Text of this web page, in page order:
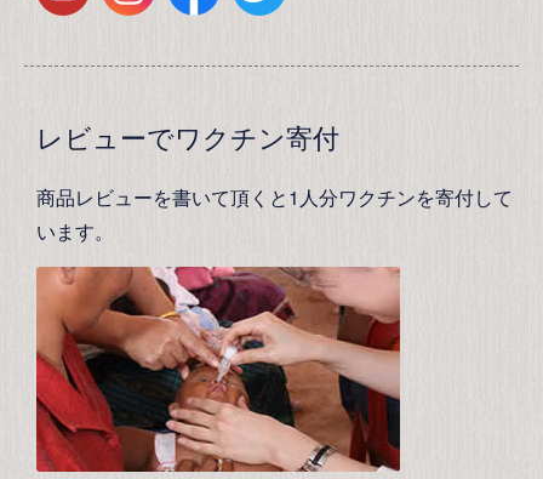
レビューでワクチン寄付
商品レビューを書いて頂くと1人分ワクチンを寄付して
います。